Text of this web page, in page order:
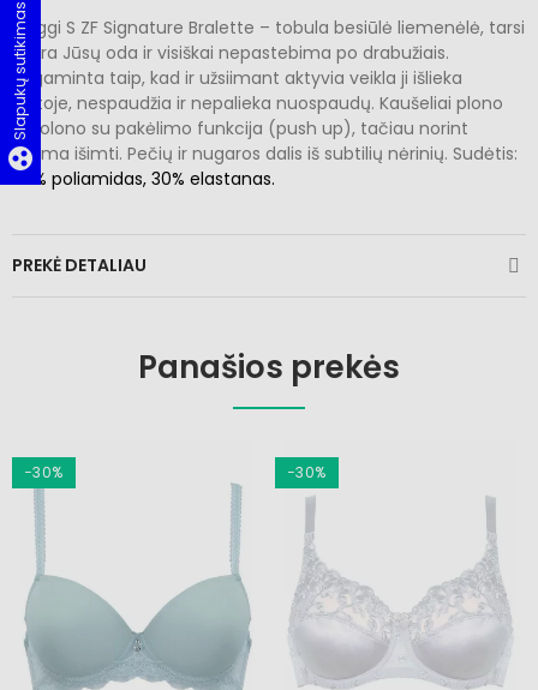
Sloggi S ZF Signature Bralette – tobula besiūlė liemenėlė, tarsi
antra Jūsų oda ir visiškai nepastebima po drabužiais.
Pagaminta taip, kad ir užsiimant aktyvia veikla ji išlieka
vietoje, nespaudžia ir nepalieka nuospaudų. Kaušeliai plono
porolono su pakėlimo funkcija (push up), tačiau norint
galima išimti. Pečių ir nugaros dalis iš subtilių nėrinių. Sudėtis:
70% poliamidas, 30% elastanas.
PREKĖ DETALIAU
Panašios prekės
−30% −30%
group_work
Slapukų sutikimas